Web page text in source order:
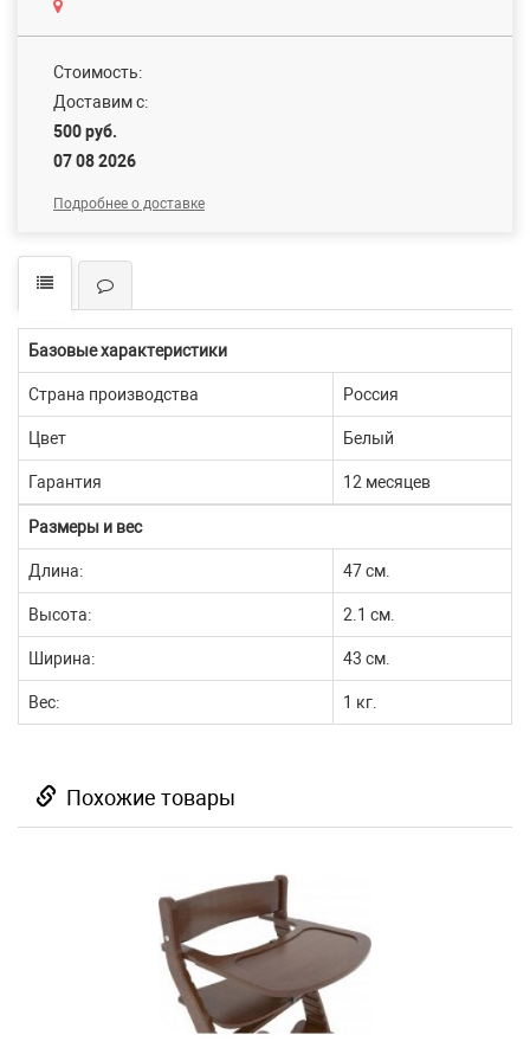
Стоимость:
Доставим c:
500 руб.
07 08 2026
Подробнее о доставке
Базовые характеристики
Страна производства Россия
Цвет Белый
Гарантия 12 месяцев
Размеры и вес
Длина: 47 см.
Высота: 2.1 см.
Ширина: 43 см.
Вес: 1 кг.
Похожие товары